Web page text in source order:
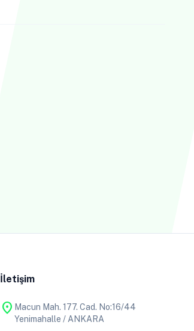
İletişim
location_on Macun Mah. 177. Cad. No:16/44
Yenimahalle / ANKARA